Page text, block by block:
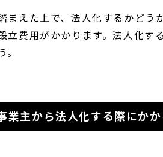
まえた上で、法人化するかど
立費用がかかります。法人化す
業主から法人化する際にか